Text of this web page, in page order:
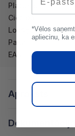
Platums
Cietība
Lokšņu skaits
Pakā
EAN
Apraksts
Dokumentācija
*Vēlos
apliecinu, ka